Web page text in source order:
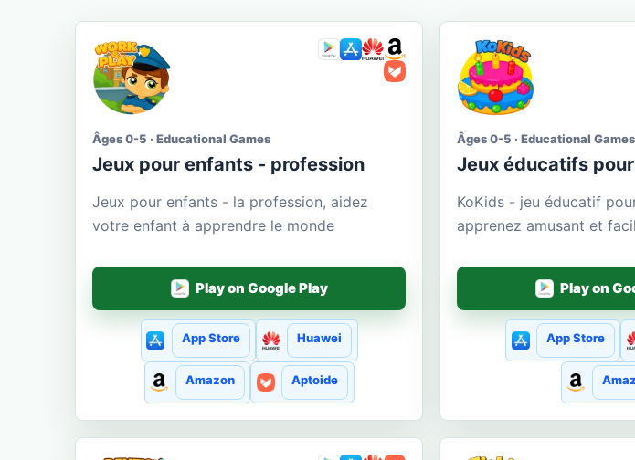
Âges 0-5 · Educational Games
Jeux pour enfants - profession
Jeux pour enfants - la profession, aidez
votre enfant à apprendre le monde
Play on Google Play
App Store Huawei
Amazon Aptoide
Âges 0-5 · Educational Games
Jeux éducatifs
KoKids - jeu éducatif
apprenez amusant et
Play on
App Store